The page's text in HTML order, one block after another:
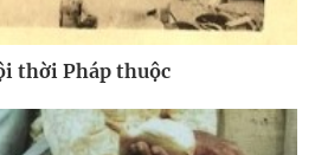
thời Pháp thuộc